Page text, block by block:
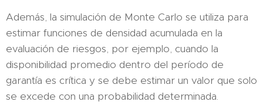
Además, la simulación de Monte Carlo se utiliza para
estimar funciones de densidad acumulada en la
evaluación de riesgos, por ejemplo, cuando la
disponibilidad promedio dentro del período de
garantía es crítica y se debe estimar un valor que solo
se excede con una probabilidad determinada.